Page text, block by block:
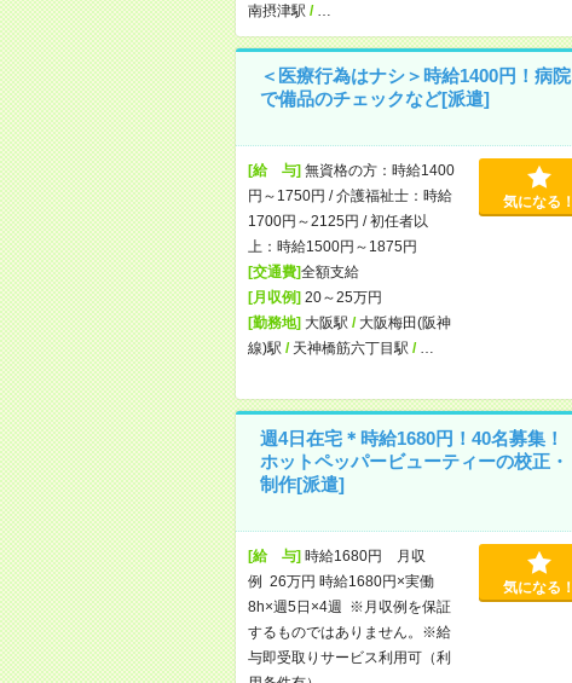
南摂津駅 /
＜医療行為はナシ＞時給1400円！病院
で備品のチェックなど[派遣]
[給 与]無資格の方：時給1400
円～1750円 / 介護福祉士：時給
1700円～2125円 / 初任者以
上：時給1500円～1875円
[交通費]全額支給
[月収例]20～25万円
[勤務地]大阪駅 / 大阪梅田(阪神
線)駅 / 天神橋筋六丁目駅 /
気になる！
週4日在宅＊時給1680円！40名募集！
ホットペッパービューティーの校正・
制作[派遣]
[給 与]時給1680円 月収
例 26万円 時給1680円×実働
8h×週5日×4週 ※月収例を保証
するものではありません。※給
与即受取りサービス利用可（利
気になる！